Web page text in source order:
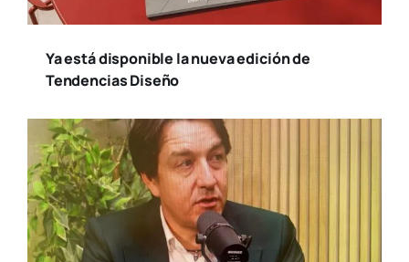
Ya está disponible la nueva edición de
Tendencias Diseño